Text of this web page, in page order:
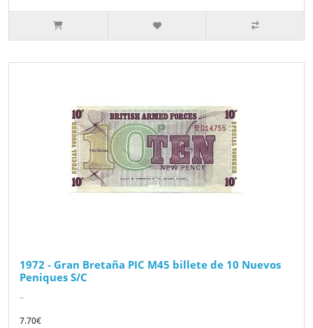
1972 - Gran Bretaña PIC M45 billete de 10 Nuevos
Peniques S/C
..
7.70€